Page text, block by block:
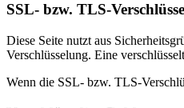
SSL- bzw. TLS-
Diese Seite nutzt aus
Verschlüsselung. Eine
Wenn die SSL- bzw. TLS-